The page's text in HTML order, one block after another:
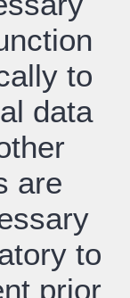
to
data
are
to
prior